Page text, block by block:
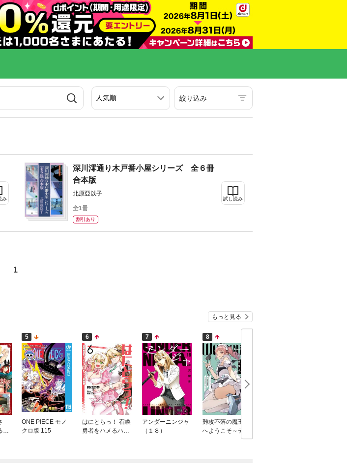
絞り込み
み
深川澪通り木戸番小屋シリーズ 全６冊
合本版
北原亞以子
全1冊
割引あり
試し読み
1
もっと見る
5
ONE PIECE モノ
クロ版 115
6
はにとらっ！ 召喚
勇者をハメるハニ
7
アンダーニンジャ
（１８）
8
難攻不落の魔王城
へようこそ～デバ
フは不要と勇者パ